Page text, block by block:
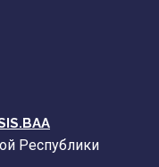
Республики